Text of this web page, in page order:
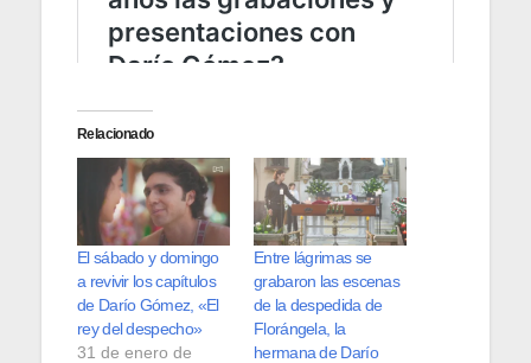
Relacionado
El sábado y domingo
a revivir los capítulos
de Darío Gómez, «El
rey del despecho»
31 de enero de
Entre lágrimas se
grabaron las escenas
de la despedida de
Florángela, la
hermana de Darío